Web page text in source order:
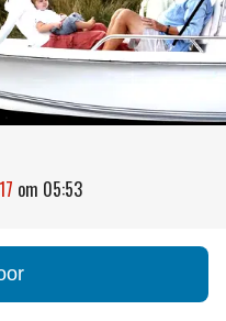
om 05:53